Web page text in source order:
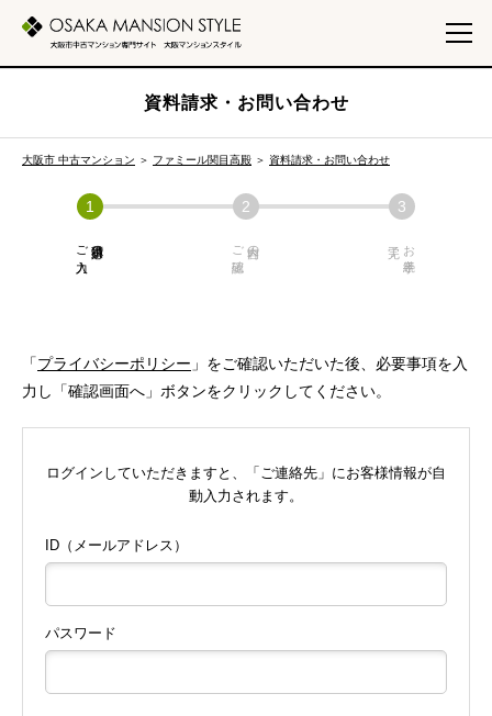
資料請求・お問い合わせ
大阪市 中古マンション ＞ ファミール関目高殿 ＞ 資料請求・お問い合わせ
必須項目の
ご入力 内容の
ご確認 お手続き
「プライバシーポリシー 」をご確認いただいた後、必要事項を入
力し「確認画面へ」ボタンをクリックしてください。
ログインしていただきますと、「ご連絡先」にお客様情報が自
動入力されます。
ID（メールアドレス）
パスワード